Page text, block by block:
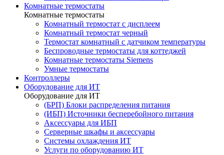
Комнатные термостаты
Комнатные термостаты
Комнатный термостат с дисплеем
Комнатный термостат черный
Термостат комнатный с датчиком температуры
Беспроводные термостаты для коттеджей
Комнатные термостаты Siemens
Умные термостаты
Контроллеры
Оборудование для ИТ
Оборудование для ИТ
(БРП) Блоки распределения питания
(ИБП) Источники бесперебойного питания
Аксессуары для ИБП
Серверные шкафы и аксессуары
Системы охлаждения ИТ
Услуги по оборудованию ИТ